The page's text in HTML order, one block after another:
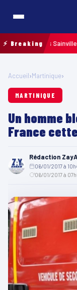
⚡ Breaking
Terres Sainville à
Accueil›Martinique›
MARTINIQUE
Un homme
France
Rédaction
06/01/2017 à
06/01/2017 à